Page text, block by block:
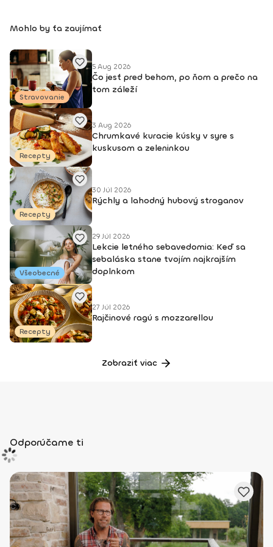
Mohlo by ťa zaujímať
Stravovanie
5 Aug 2026
Čo jesť pred behom, po ňom a prečo na
tom záleží
Recepty
3 Aug 2026
Chrumkavé kuracie kúsky v syre s
kuskusom a zeleninkou
Recepty
30 Júl 2026
Rýchly a lahodný hubový stroganov
Všeobecné
29 Júl 2026
Lekcie letného sebavedomia: Keď sa
sebaláska stane tvojím najkrajším
doplnkom
Recepty
27 Júl 2026
Rajčinové ragú s mozzarellou
Zobraziť viac
Odporúčame ti